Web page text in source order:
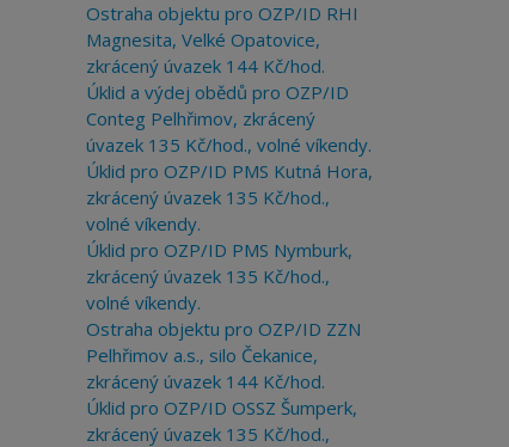
Ostraha objektu pro OZP/ID RHI
Magnesita, Velké Opatovice,
zkrácený úvazek 144 Kč/hod.
Úklid a výdej obědů pro OZP/ID
Conteg Pelhřimov, zkrácený
úvazek 135 Kč/hod., volné víkendy.
Úklid pro OZP/ID PMS Kutná Hora,
zkrácený úvazek 135 Kč/hod.,
volné víkendy.
Úklid pro OZP/ID PMS Nymburk,
zkrácený úvazek 135 Kč/hod.,
volné víkendy.
Ostraha objektu pro OZP/ID ZZN
Pelhřimov a.s., silo Čekanice,
zkrácený úvazek 144 Kč/hod.
Úklid pro OZP/ID OSSZ Šumperk,
zkrácený úvazek 135 Kč/hod.,